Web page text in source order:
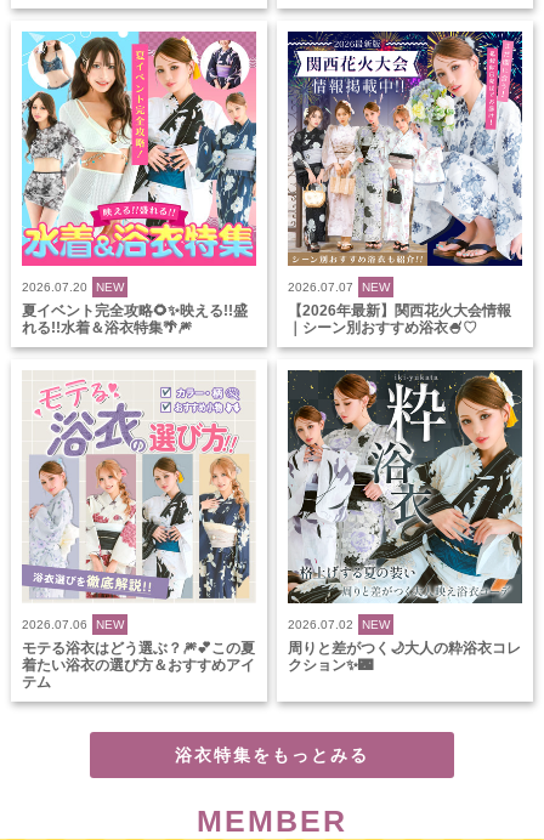
2026.07.20 NEW
夏イベント完全攻略🌻✨映える!!盛
れる!!水着＆浴衣特集🌴🎆
2026.07.07 NEW
【2026年最新】関西花火大会情報
｜シーン別おすすめ浴衣🍧♡
2026.07.06 NEW
モテる浴衣はどう選ぶ？🎆💕この夏
着たい浴衣の選び方＆おすすめアイ
テム
2026.07.02 NEW
周りと差がつく🌙大人の粋浴衣コレ
クション✨🌃
浴衣特集をもっとみる
MEMBER